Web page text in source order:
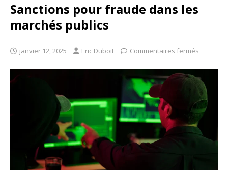
Sanctions pour fraude dans les
marchés publics
janvier 12, 2025 Eric Duboit Commentaires fermés